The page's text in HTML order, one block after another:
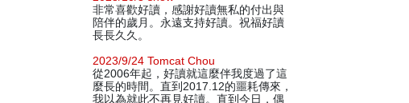
非常喜歡好讀，感謝好讀無私的付出與
陪伴的歲月。永遠支持好讀。祝福好讀
長長久久。
2023/9/24 Tomcat Chou
從2006年起，好讀就這麼伴我度過了這
麼長的時間。直到2017.12的噩耗傳來，
我以為就此不再見好讀。直到今日，偶